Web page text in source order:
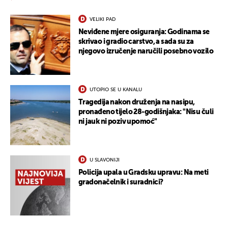
VELIKI PAD
Neviđene mjere osiguranja: Godinama se
skrivao i gradio carstvo, a sada su za
njegovo izručenje naručili posebno vozilo
UTOPIO SE U KANALU
Tragedija nakon druženja na nasipu,
pronađeno tijelo 28-godišnjaka: "Nisu čuli
ni jauk ni poziv upomoć"
U SLAVONIJI
Policija upala u Gradsku upravu: Na meti
gradonačelnik i suradnici?